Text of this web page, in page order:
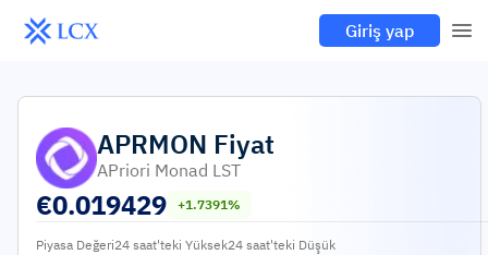
Giriş yap
APRMON Fiyat
APriori Monad LST
€0.019429 +1.7391%
Piyasa Değeri24 saat'teki Yüksek24 saat'teki Düşük